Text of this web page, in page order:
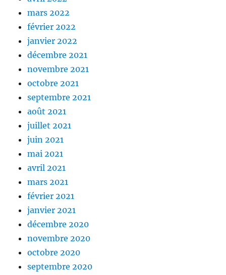
mars 2022
février 2022
janvier 2022
décembre 2021
novembre 2021
octobre 2021
septembre 2021
août 2021
juillet 2021
juin 2021
mai 2021
avril 2021
mars 2021
février 2021
janvier 2021
décembre 2020
novembre 2020
octobre 2020
septembre 2020